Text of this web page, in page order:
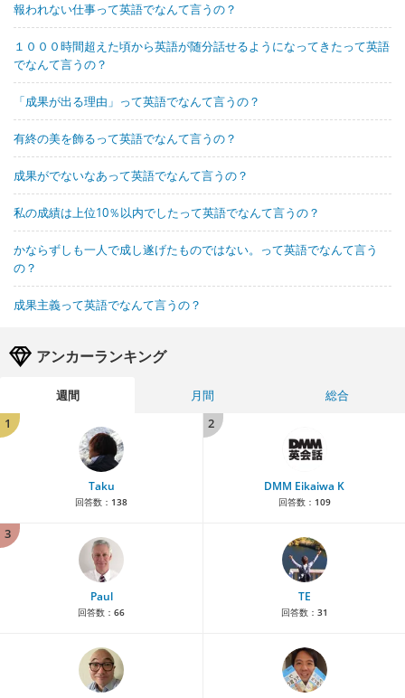
報われない仕事って英語でなんて言うの？
１０００時間超えた頃から英語が随分話せるようになってきたって英語
でなんて言うの？
「成果が出る理由」って英語でなんて言うの？
有終の美を飾るって英語でなんて言うの？
成果がでないなあって英語でなんて言うの？
私の成績は上位10％以内でしたって英語でなんて言うの？
かならずしも一人で成し遂げたものではない。って英語でなんて言う
の？
成果主義って英語でなんて言うの？
アンカーランキング
週間 月間
総合
1
Taku
回答数： 138
2
DMM Eikaiwa K
回答数： 109
3
Paul
回答数： 66
TE
回答数： 31